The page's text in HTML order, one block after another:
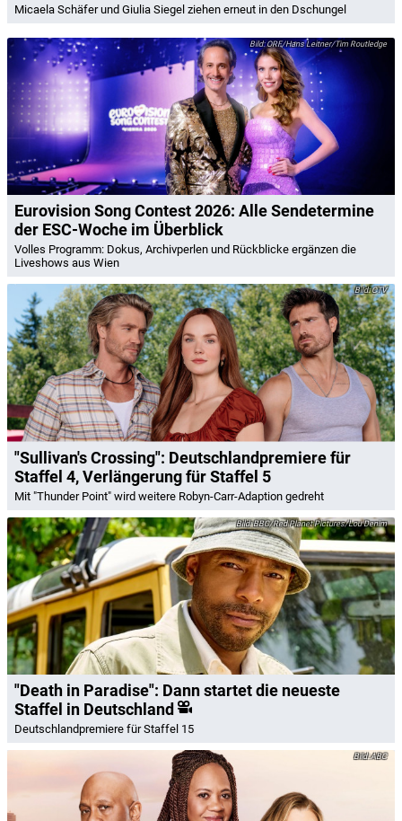
Micaela Schäfer und Giulia Siegel ziehen erneut in den Dschungel
ORF/Hans Leitner/Tim Routledge
Eurovision Song Contest 2026: Alle Sendetermine
der ESC-Woche im Überblick
Volles Programm: Dokus, Archivperlen und Rückblicke ergänzen die
Liveshows aus Wien
CTV
"Sullivan's Crossing": Deutschlandpremiere für
Staffel 4, Verlängerung für Staffel 5
Mit "Thunder Point" wird weitere Robyn-Carr-Adaption gedreht
BBC/Red Planet Pictures/Lou Denim
"Death in Paradise": Dann startet die neueste
Staffel in Deutschland
Deutschlandpremiere für Staffel 15
ABC